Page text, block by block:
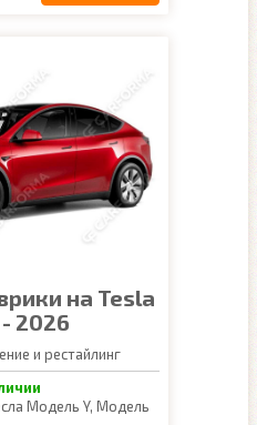
на Tesla
2026
и рестайлинг
Модель Y, Модель